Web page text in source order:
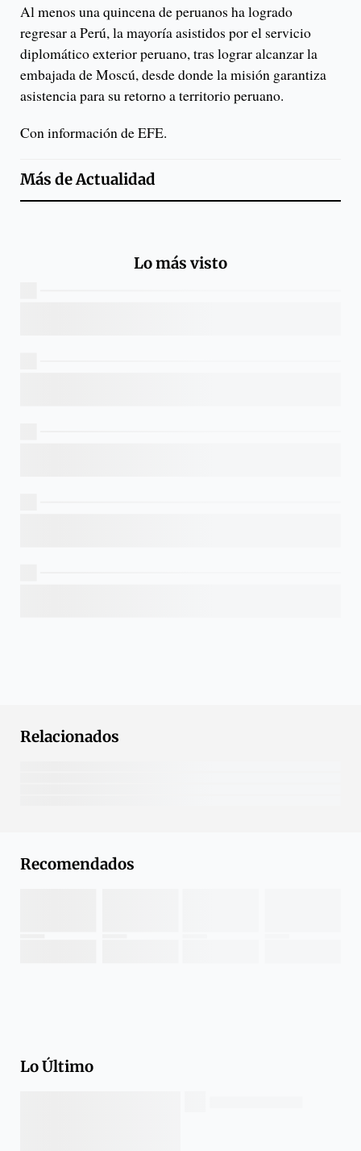
Al menos una quincena de peruanos ha logrado
regresar a Perú, la mayoría asistidos por el servicio
diplomático exterior peruano, tras lograr alcanzar la
embajada de Moscú, desde donde la misión garantiza
asistencia para su retorno a territorio peruano.
Con información de EFE.
Más deActualidad
Lo más visto
Relacionados
Recomendados
Lo Último